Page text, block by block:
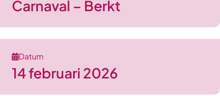
Carnaval – Berkt
Datum
14 februari 2026